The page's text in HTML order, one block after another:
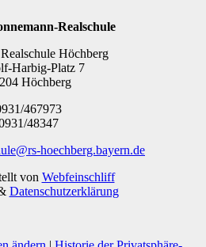
Realschule
Höchberg
Harbig-Platz 7
Höchberg
467973
48347
hoechberg.bayern.de
von Webfeinschliff
Datenschutzerklärung